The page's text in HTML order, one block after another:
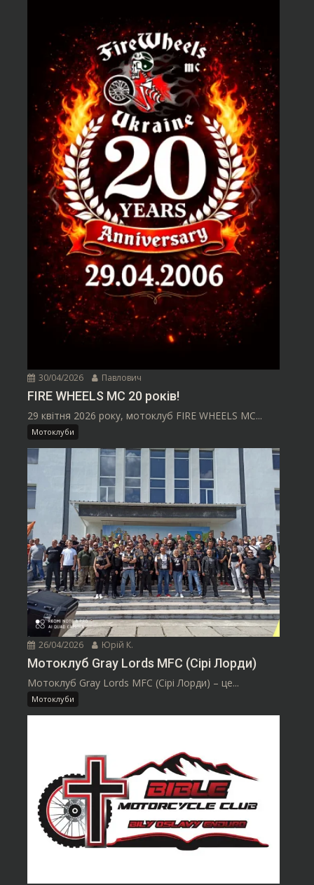
30/04/2026 Павлович
FIRE WHEELS MC 20 років!
29 квітня 2026 року, мотоклуб FIRE WHEELS MC...
Мотоклуби
26/04/2026 Юрій К.
Мотоклуб Gray Lords MFC (Сірі Лорди)
Мотоклуб Gray Lords MFC (Сірі Лорди) – це...
Мотоклуби